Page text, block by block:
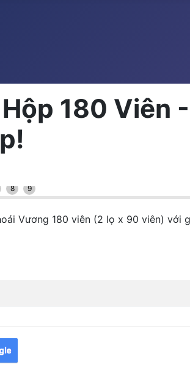
180 Viên
8 9
Vương 180 viên (2 lọ x 90 viên) với g